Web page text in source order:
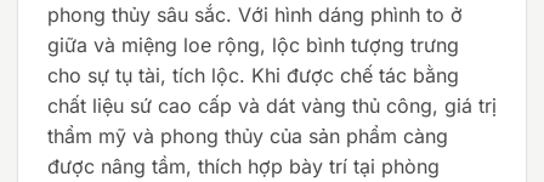
phong thủy sâu sắc. Với hình dáng phình to ở
giữa và miệng loe rộng, lộc bình tượng trưng
cho sự tụ tài, tích lộc. Khi được chế tác bằng
chất liệu sứ cao cấp và dát vàng thủ công, giá trị
thẩm mỹ và phong thủy của sản phẩm càng
được nâng tầm, thích hợp bày trí tại phòng